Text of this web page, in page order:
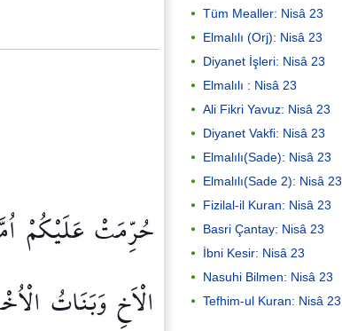
حُرِّمَتْ عَلَيْكُمْ
الْاَخِوَبَنَاتُ
Tüm Mealler: Nisâ 23
Elmalılı (Orj): Nisâ 23
Diyanet İşleri: Nisâ 23
Elmalılı : Nisâ 23
Ali Fikri Yavuz: Nisâ 23
Diyanet Vakfi: Nisâ 23
Elmalılı(Sade): Nisâ 23
Elmalılı(Sade 2): Nisâ 23
Fizilal-il Kuran: Nisâ 23
Basri Çantay: Nisâ 23
İbni Kesir: Nisâ 23
Nasuhi Bilmen: Nisâ 23
Tefhim-ul Kuran: Nisâ 23